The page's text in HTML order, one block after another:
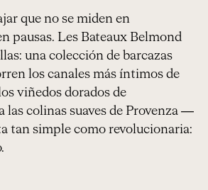
que no se miden en
pausas. Les Bateaux Belmond
una colección de barcazas
los canales más íntimos de
viñedos dorados de
las colinas suaves de Provenza —
tan simple como revolucionaria: